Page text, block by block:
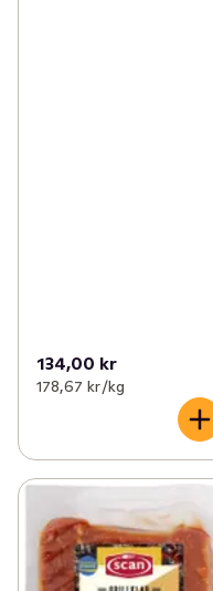
134,00 kr
178,67 kr /kg